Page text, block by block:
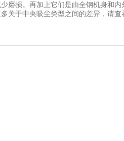
磨损。再加上它们是由全钢机身和
关于中央吸尘类型之间的差异，请